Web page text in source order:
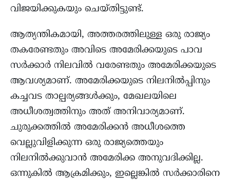
വിജയിക്കുകയും ചെയ്തിട്ടുണ്ട്.
ആത്യന്തികമായി, അത്തരത്തിലുള്ള ഒരു രാജ്യം
തകരേണ്ടതും അവിടെ അമേരിക്കയുടെ പാവ
സർക്കാർ നിലവിൽ വരേണ്ടതും അമേരിക്കയുടെ
ആവശ്യമാണ്. അമേരിക്കയുടെ നിലനിൽപ്പിനും
കച്ചവട താല്പര്യങ്ങൾക്കും, മേഖലയിലെ
അധീശത്വത്തിനും അത് അനിവാര്യമാണ്.
ചുരുക്കത്തിൽ അമേരിക്കൻ അധീശത്തെ
വെല്ലുവിളിക്കുന്ന ഒരു രാജ്യത്തെയും
നിലനിൽക്കുവാൻ അമേരിക്ക അനുവദിക്കില്ല.
ഒന്നുകിൽ ആക്രമിക്കും, ഇല്ലെങ്കിൽ സർക്കാരിനെ